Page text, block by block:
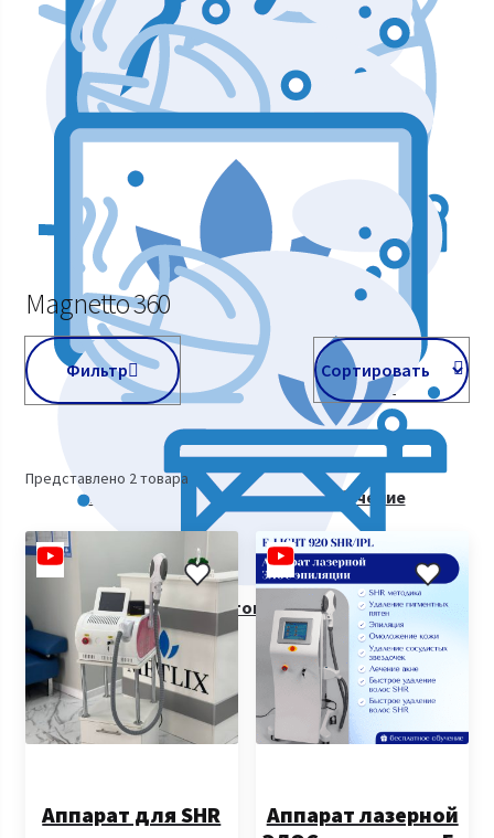
Аппараты для лазерных процедур
Уход и подтяжка кожи лица
Аппараты мышечной стимуляции
Косметологическое оборудование
Курсы косметологии. Видеообучение
Все товары
Magnetto 360
Фильтр
Представлено 2 товара
Аппарат для SHR
Аппарат лазерной